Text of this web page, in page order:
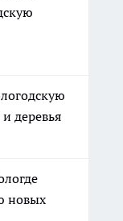
деревья
новых